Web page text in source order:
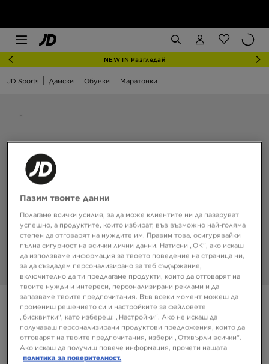
NEW IN Разгледай
JD Sports Дамски Обувки Маратонки
ASICS GEL-1130
99,99 €
195,56 ЛВ.
Пазим твоите данни
Полагаме всички усилия, за да може клиентите ни да пазаруват
успешно, а продуктите, които избират, във възможно най-голяма
степен да отговарят на нуждите им. Правим това, осигурявайки
пълна сигурност на всички лични данни. Натисни „ОК“, ако искаш
да използваме информация за твоето поведение на страница ни,
за да създадем персонализирано за теб съдържание,
включително да ти предлагаме продукти, които да отговарят на
твоите нужди и интереси, персонализирани реклами и да
запазваме твоите предпочитания. Във всеки момент можеш да
промениш решението си и настройките за файловете
„бисквитки“, като избереш: „Настройки“. Ако не искаш да
получаваш персонализирани продуктови предложения, които да
отговарят на твоите предпочитания, избери „Отхвърли всички“.
Ако искаш да получиш повече информация, прочети нашата
политика за поверителност.